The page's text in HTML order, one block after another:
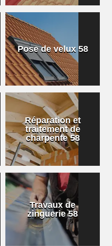
Pose de velux 58
Réparation et
traitement de
charpente 58
Travaux de
zinguerie 58